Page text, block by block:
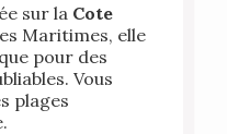
sur la Cote
Maritimes, elle
pour des
Vous
plages